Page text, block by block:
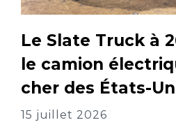
Le Slate Truck à
le camion
cher des États-
15 juillet 2026